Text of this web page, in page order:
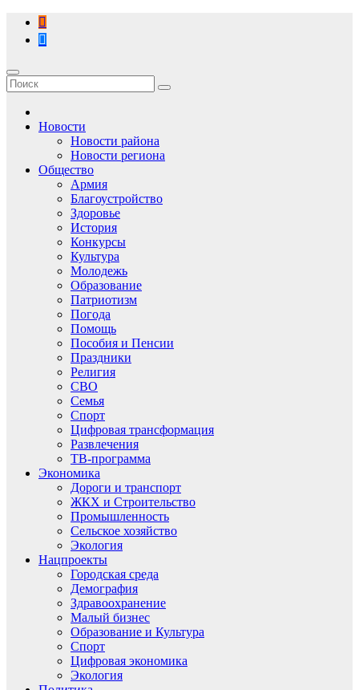
Перейти
содержимому
Новости
Новости района
Новости региона
Общество
Армия
Благоустройство
Здоровье
История
Конкурсы
Культура
Молодежь
Образование
Патриотизм
Погода
Помощь
Пособия и Пенсии
Праздники
Религия
СВО
Семья
Спорт
Цифровая трансформация
Развлечения
ТВ-программа
Экономика
Дороги и транспорт
ЖКХ и Строительство
Промышленность
Сельское хозяйство
Экология
Нацпроекты
Городская среда
Демография
Здравоохранение
Малый бизнес
Образование и Культура
Спорт
Цифровая экономика
Экология